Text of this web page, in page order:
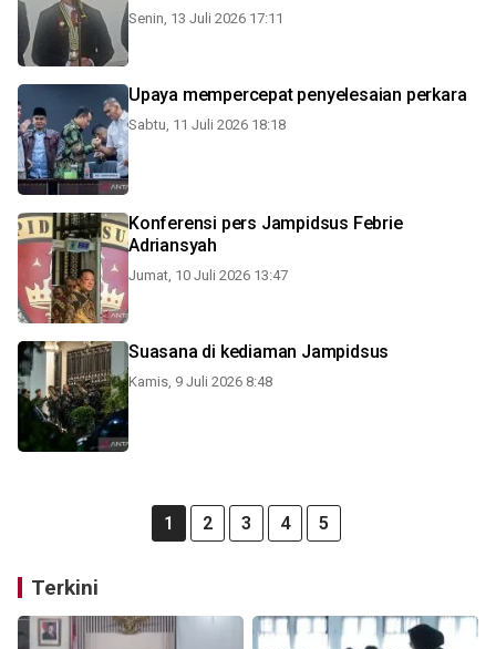
Senin, 13 Juli 2026 17:11
Upaya mempercepat penyelesaian perkara
Sabtu, 11 Juli 2026 18:18
Konferensi pers Jampidsus Febrie
Adriansyah
Jumat, 10 Juli 2026 13:47
Suasana di kediaman Jampidsus
Kamis, 9 Juli 2026 8:48
1 2 3 4 5
Terkini